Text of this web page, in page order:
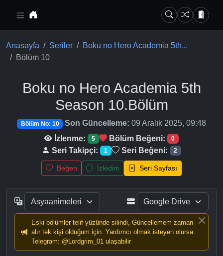
Anasayfa Seriler
Boku no Hero Academia 5th...
Bölüm 10
Boku no Hero Academia 5th
Season 10.Bölüm
Bölüm No: 10 Son Güncelleme: 09 Aralık 2025, 09:48
İzlenme:
5 Bölüm Beğeni: 0
Seri Takipçi: 1 Seri Beğeni: 2
Beğen İzledim Seri Sayfası
Eski bölümler telif yüzünde silindi, Güncellemem zaman
alır tek kişi olduğum için. Yardımcı olmak isteyen olursa
Telegram: @Lordgrim_01 ulaşabilir